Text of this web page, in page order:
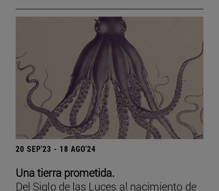
20 SEP'23 - 18 AGO'24
Una tierra prometida.
Del Siglo de las Luces al nacimiento de